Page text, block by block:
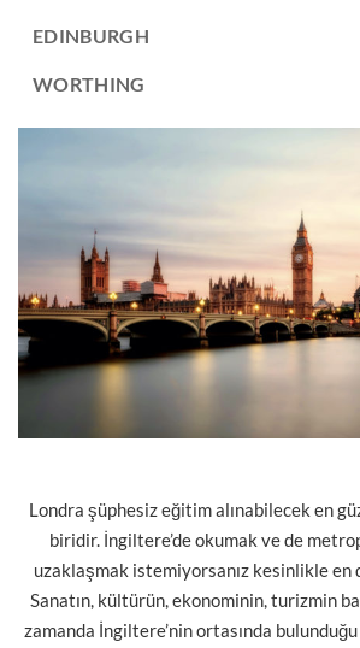
EDINBURGH
WORTHING
Londra şüphesiz eğitim alınabilecek en
biridir. İngiltere’de okumak ve de
uzaklaşmak istemiyorsanız kesinlikle en
Sanatın, kültürün, ekonominin, turizmin
zamanda İngiltere’nin ortasında